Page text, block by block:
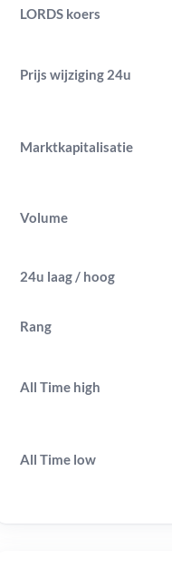
LORDS koers
Prijs wijziging 24u
Marktkapitalisatie
Volume
24u laag / hoog
Rang
All Time high
All Time low